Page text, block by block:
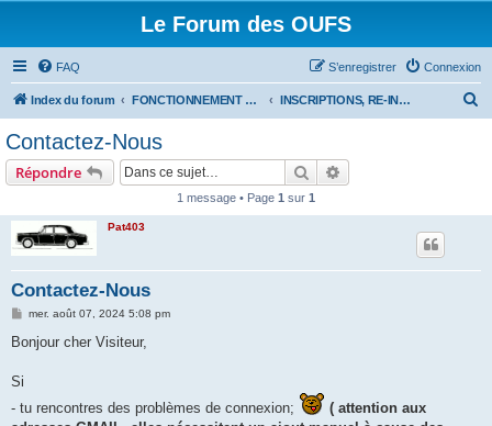
Le Forum des OUFS
FAQ Connexion
S’enregistrer
Index du forum FONCTIONNEMENT DU FORUM INSCRIPTIONS, RE-INSCRIPTIONS:CONTACTEZ-NOUS
Contactez-Nous
Répondre Rechercher
1 message • Page 1 sur 1
Pat403
Contactez-Nous
M
s
mer. août 07, 2024 5:08 pm
Bonjour cher Visiteur,
Si
- tu rencontres des problèmes de connexion;
( attention aux